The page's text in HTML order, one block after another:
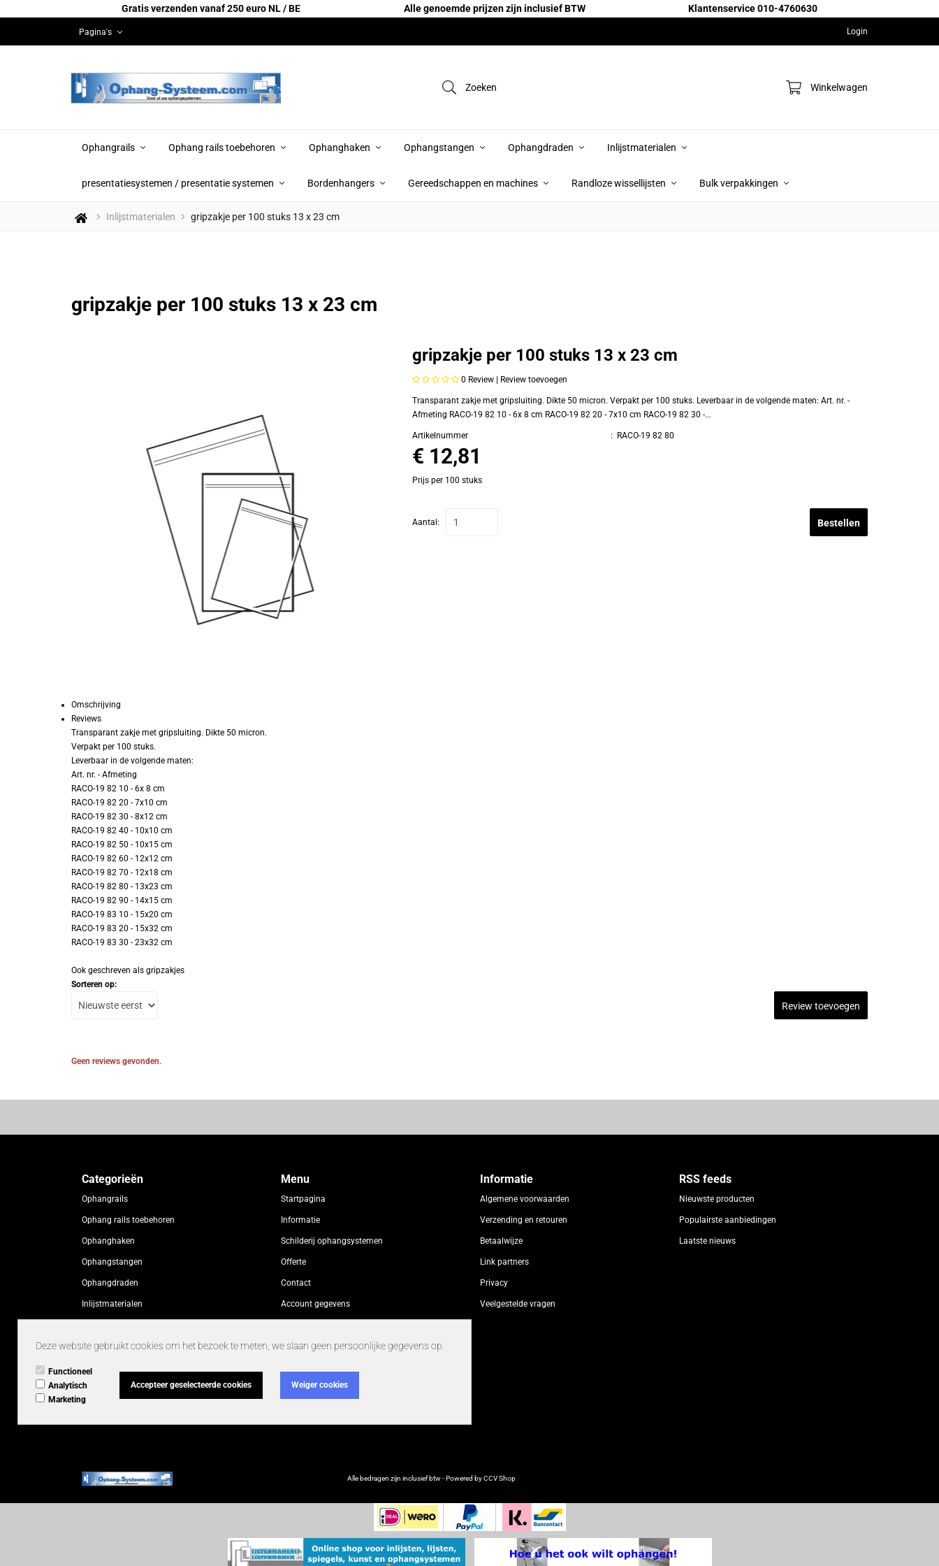
Gratis verzenden vanaf 250 euro NL / BE Alle genoemde prijzen zijn inclusief BTW Klantenservice 010-4760630
Pagina's Login
Zoeken Winkelwagen
Ophangrails Ophang rails toebehoren Ophanghaken Ophangstangen Ophangdraden Inlijstmaterialen
presentatiesystemen / presentatie systemen Bordenhangers Gereedschappen en machines Randloze wissellijsten Bulk verpakkingen
Inlijstmaterialen gripzakje per 100 stuks 13 x 23 cm
gripzakje per 100 stuks 13 x 23 cm
gripzakje per 100 stuks 13 x 23 cm
0 Review | Review toevoegen
Transparant zakje met gripsluiting. Dikte 50 micron. Verpakt per 100 stuks. Leverbaar in de volgende maten: Art. nr. -
Afmeting RACO-19 82 10 - 6x 8 cm RACO-19 82 20 - 7x10 cm RACO-19 82 30 -...
Artikelnummer : RACO-19 82 80
€ 12,81
Prijs per 100 stuks
Aantal: Bestellen
Omschrijving
Reviews
Transparant zakje met gripsluiting. Dikte 50 micron.
Verpakt per 100 stuks.
Leverbaar in de volgende maten:
Art. nr. - Afmeting
RACO-19 82 10 - 6x 8 cm
RACO-19 82 20 - 7x10 cm
RACO-19 82 30 - 8x12 cm
RACO-19 82 40 - 10x10 cm
RACO-19 82 50 - 10x15 cm
RACO-19 82 60 - 12x12 cm
RACO-19 82 70 - 12x18 cm
RACO-19 82 80 - 13x23 cm
RACO-19 82 90 - 14x15 cm
RACO-19 83 10 - 15x20 cm
RACO-19 83 20 - 15x32 cm
RACO-19 83 30 - 23x32 cm
Ook geschreven als gripzakjes
Sorteren op:
Review toevoegen
Geen reviews gevonden.
Categorieën
Ophangrails
Ophang rails toebehoren
Ophanghaken
Ophangstangen
Ophangdraden
Inlijstmaterialen
Bordenhangers
Gereedschappen en machines
Randloze wissellijsten
Menu
Startpagina
Informatie
Schilderij ophangsystemen
Offerte
Contact
Account gegevens
Informatie
Algemene voorwaarden
Verzending en retouren
Betaalwijze
Link partners
Privacy
Veelgestelde vragen
RSS feeds
Nieuwste producten
Populairste aanbiedingen
Laatste nieuws
Alle bedragen zijn inclusief btw - Powered by CCV Shop
Deze website gebruikt cookies om het bezoek te meten, we slaan geen persoonlijke gegevens op.
Functioneel
Analytisch
Marketing
Accepteer geselecteerde cookies Weiger cookies